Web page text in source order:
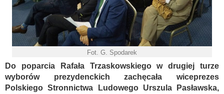
Fot. G. Spodarek
Do poparcia Rafała Trzaskowskiego w drugiej turze
wyborów prezydenckich zachęcała wiceprezes
Polskiego Stronnictwa Ludowego Urszula Pasławska,